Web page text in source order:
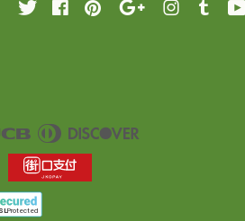
Twitter FacebookPinterest Google InstagramTumblr
JCB
Diners